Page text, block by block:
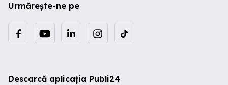
Urmărește-ne pe
Descarcă aplicația Publi24